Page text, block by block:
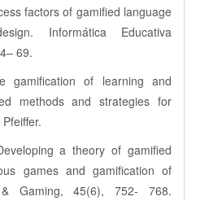
factors of gamified language
Informática Educativa
69.
gamification of learning and
methods and strategies for
a theory of gamified
games and gamification of
& Gaming, 45(6), 752- 768.